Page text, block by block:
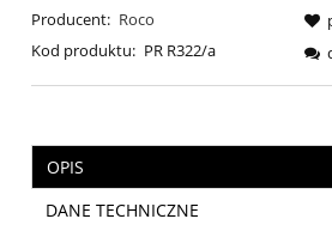
Producent: Roco
Kod produktu: PR R322/a
OPIS
DANE TECHNICZNE